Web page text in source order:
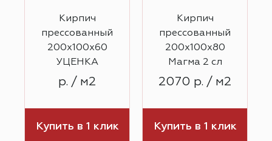
Кирпич
прессованный
200х100х60
УЦЕНКА
р. / м2
Купить в 1 клик
Кирпич
прессованный
200х100х80
Магма 2 сл
2070 р. / м2
Купить в 1 клик